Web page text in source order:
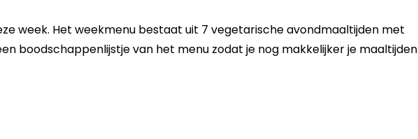
week. Het weekmenu bestaat uit 7 vegetarische avondmaaltijden met
boodschappenlijstje van het menu zodat je nog makkelijker je maaltijden